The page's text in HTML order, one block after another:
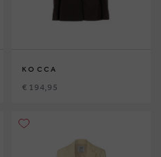
KOCCA
€ 194,95